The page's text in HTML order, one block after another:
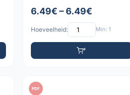
6.49€ – 6.49€
Hoeveelheid: Min: 1
PDF